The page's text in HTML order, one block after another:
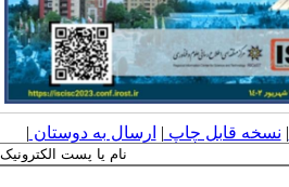
نسخه قابل چاپ| ارسال به دوستان|